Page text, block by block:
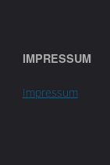
IMPRESSUM
Impressum